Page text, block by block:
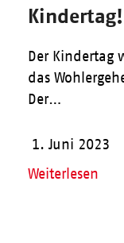
Kindertag!
Der Kindertag
das
Der…
1. Juni 2023
Weiterlesen